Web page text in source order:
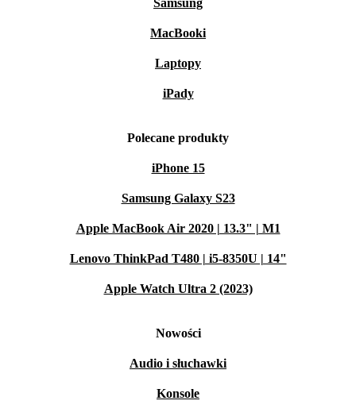
Samsung
MacBooki
Laptopy
iPady
Polecane produkty
iPhone 15
Samsung Galaxy S23
Apple MacBook Air 2020 | 13.3" | M1
Lenovo ThinkPad T480 | i5-8350U | 14"
Apple Watch Ultra 2 (2023)
Nowości
Audio i słuchawki
Konsole